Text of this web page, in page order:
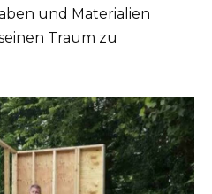
und Materialien
Traum zu